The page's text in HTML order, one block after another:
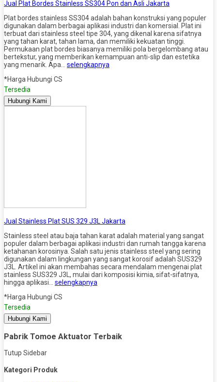
Jual Plat Bordes Stainless SS304 Pon dan Asli Jakarta
Plat bordes stainless SS304 adalah bahan konstruksi yang populer
digunakan dalam berbagai aplikasi industri dan komersial. Plat ini
terbuat dari stainless steel tipe 304, yang dikenal karena sifatnya
yang tahan karat, tahan lama, dan memiliki kekuatan tinggi.
Permukaan plat bordes biasanya memiliki pola bergelombang atau
bertekstur, yang memberikan kemampuan anti-slip dan estetika
yang menarik. Apa… selengkapnya
*Harga Hubungi CS
Tersedia
Hubungi Kami
Jual Stainless Plat SUS 329 J3L Jakarta
Stainless steel atau baja tahan karat adalah material yang sangat
populer dalam berbagai aplikasi industri dan rumah tangga karena
ketahanan korosinya. Salah satu jenis stainless steel yang sering
digunakan dalam lingkungan yang sangat korosif adalah SUS329
J3L. Artikel ini akan membahas secara mendalam mengenai plat
stainless SUS329 J3L, mulai dari komposisi kimia, sifat-sifatnya,
hingga aplikasi… selengkapnya
*Harga Hubungi CS
Tersedia
Hubungi Kami
Pabrik Tomoe Aktuator Terbaik
Tutup Sidebar
Kategori Produk